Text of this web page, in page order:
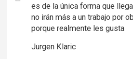
es de la única forma que
no irán más a un trabajo por
porque realmente les gusta
Jurgen Klaric